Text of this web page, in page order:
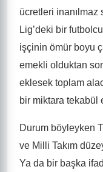
ücretleri inanılmaz
Lig’deki bir
işçinin ömür boyu
emekli olduktan
eklesek toplam
bir miktara tekabül
Durum böyleyken
ve Milli Takım
Ya da bir başka